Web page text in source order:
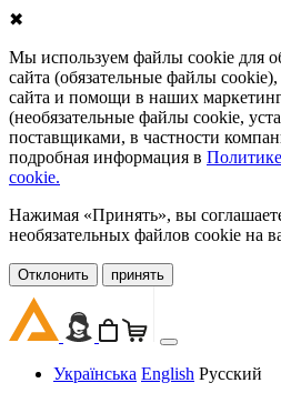
✖
Мы используем файлы cookie для
сайта (обязательные файлы
сайта и помощи в наших
(необязательные файлы cookie,
поставщиками, в частности
подробная информация в
cookie.
Нажимая «Принять», вы
необязательных файлов cookie на
Oтклонить принять
Українська English Русский